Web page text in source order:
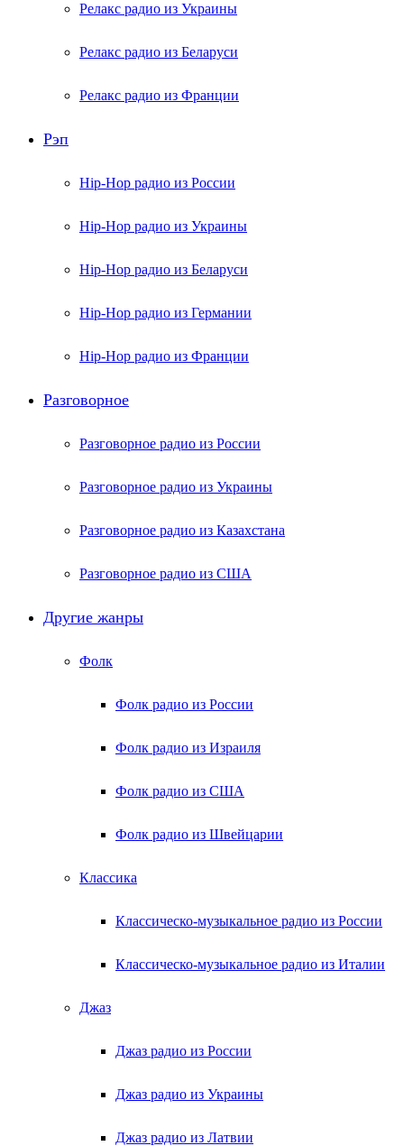
Релакс радио из Украины
Релакс радио из Беларуси
Релакс радио из Франции
Рэп
Hip-Hop радио из России
Hip-Hop радио из Украины
Hip-Hop радио из Беларуси
Hip-Hop радио из Германии
Hip-Hop радио из Франции
Разговорное
Разговорное радио из России
Разговорное радио из Украины
Разговорное радио из Казахстана
Разговорное радио из США
Другие жанры
Фолк
Фолк радио из России
Фолк радио из Израиля
Фолк радио из США
Фолк радио из Швейцарии
Классика
Классическо-музыкальное радио из России
Классическо-музыкальное радио из Италии
Джаз
Джаз радио из России
Джаз радио из Украины
Джаз радио из Латвии